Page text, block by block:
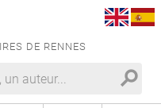
DE RENNES
search